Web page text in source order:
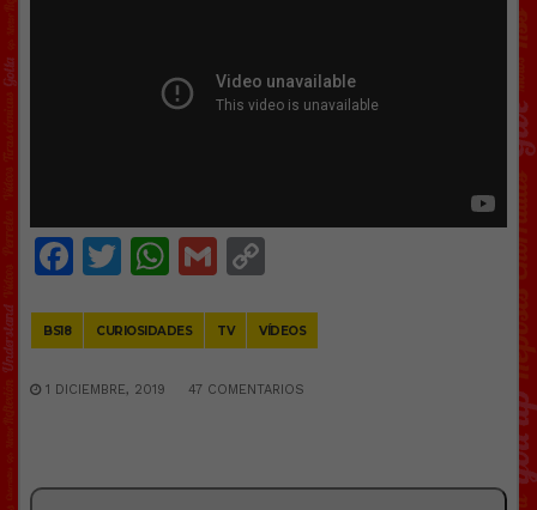
Facebook
Twitter
WhatsApp
Gmail
BS18 CURIOSIDADES TV VÍDEOS
1 DICIEMBRE, 2019 47 COMENTARIOS